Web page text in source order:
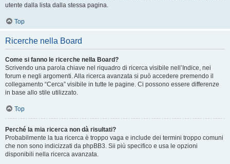
utente dalla lista dalla stessa pagina.
Top
Ricerche nella Board
Come si fanno le ricerche nella Board?
Scrivendo una parola chiave nel riquadro di ricerca visibile nell’Indice, nei
forum e negli argomenti. Alla ricerca avanzata si può accedere premendo il
collegamento “Cerca” visibile in tutte le pagine. Ci possono essere differenze
in base allo stile utilizzato.
Top
Perché la mia ricerca non dà risultati?
Probabilmente la tua ricerca è troppo vaga e include dei termini troppo comuni
che non sono indicizzati da phpBB3. Sii più specifico e usa le opzioni
disponibili nella ricerca avanzata.